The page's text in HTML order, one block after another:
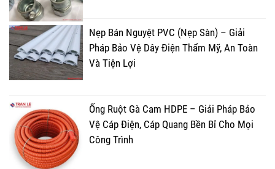
Nẹp Bán Nguyệt PVC (Nẹp Sàn) – Giải
Pháp Bảo Vệ Dây Điện Thẩm Mỹ, An Toàn
Và Tiện Lợi
Ống Ruột Gà Cam HDPE – Giải Pháp Bảo
Vệ Cáp Điện, Cáp Quang Bền Bỉ Cho Mọi
Công Trình